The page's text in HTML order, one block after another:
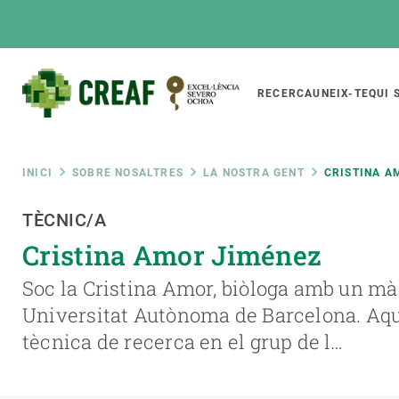
Main
RECERCAUNEIX-TEQUI
Fil
d'ariadna
INICI SOBRE NOSALTRES LA NOSTRA GENT CRISTINA
TÈCNIC/A
Cristina Amor Jiménez
Soc la Cristina Amor, biòloga amb un
Universitat Autònoma de Barcelona.
tècnica de recerca en el grup de l…
Featured
responsive
INTRANET
Responsive
menu
SOBRE NOSALTRES
El Centre
Organització institucional
Transparència
RECERCA
Directori de
Biodiversitat
Canvi global